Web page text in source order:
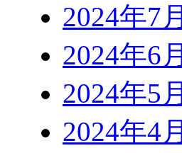
2024年7月
2024年6月
2024年5月
2024年4月